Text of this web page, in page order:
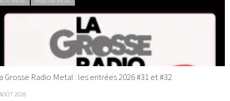
Grosse Radio Metal : les entrées 2026 #31 et #32
2026